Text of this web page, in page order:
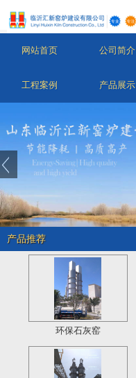
网站首页 公司简介
工程案例 产品展示
产品推荐
环保石灰窑